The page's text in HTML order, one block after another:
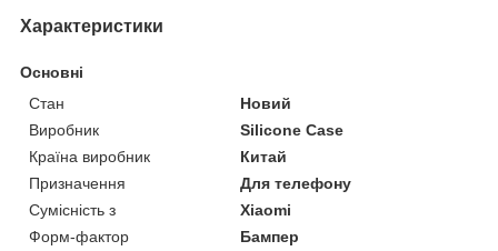
Характеристики
Основні
Стан
Новий
Виробник
Silicone Case
Країна виробник
Китай
Призначення
Для телефону
Сумісність з
Xiaomi
Форм-фактор
Бампер